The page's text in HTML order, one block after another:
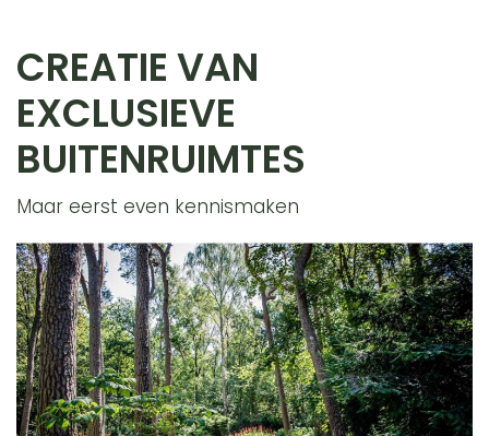
CREATIE VAN
EXCLUSIEVE
BUITENRUIMTES
Maar eerst even kennismaken